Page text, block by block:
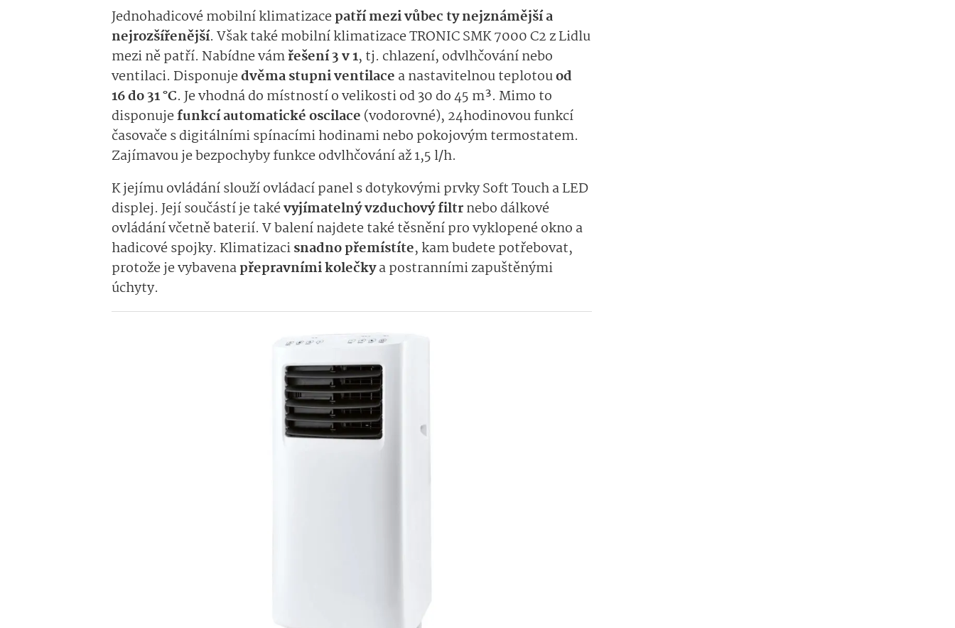
Jednohadicové mobilní klimatizacepatří mezi vůbec ty nejznámější a
nejrozšířenější. Však také mobilní klimatizace TRONIC SMK 7000 C2 z Lidlu
mezi ně patří. Nabídne vámřešení 3 v 1, tj. chlazení, odvlhčování nebo
ventilaci. Disponujedvěma stupni ventilace a nastavitelnou teplotouod
16 do 31 °C. Je vhodná do místností o velikosti od 30 do 45 m³. Mimo to
disponujefunkcí automatické oscilace (vodorovné), 24hodinovou funkcí
časovače s digitálními spínacími hodinami nebo pokojovým termostatem.
Zajímavou je bezpochyby funkce odvlhčování až 1,5 l/h.
K jejímu ovládání slouží ovládací panel s dotykovými prvky Soft Touch a LED
displej. Její součástí je takévyjímatelný vzduchový filtrnebo dálkové
ovládání včetně baterií. V balení najdete také těsnění pro vyklopené okno a
hadicové spojky. Klimatizacisnadno přemístíte, kam budete potřebovat,
protože je vybavenapřepravními kolečkya postranními zapuštěnými
úchyty.